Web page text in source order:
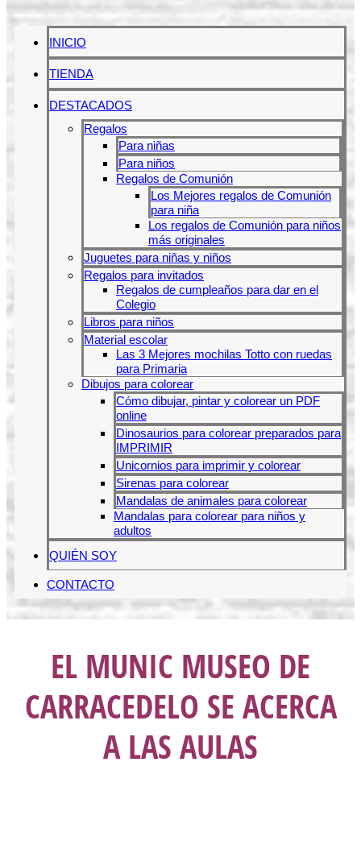
INICIO
TIENDA
DESTACADOS
Regalos
Para niñas
Para niños
Regalos de Comunión
Los Mejores regalos de Comunión
para niña
Los regalos de Comunión para niños
más originales
Juguetes para niñas y niños
Regalos para invitados
Regalos de cumpleaños para dar en el
Colegio
Libros para niños
Material escolar
Las 3 Mejores mochilas Totto con ruedas
para Primaria
Dibujos para colorear
Cómo dibujar, pintar y colorear un PDF
online
Dinosaurios para colorear preparados para
IMPRIMIR
Unicornios para imprimir y colorear
Sirenas para colorear
Mandalas de animales para colorear
Mandalas para colorear para niños y
adultos
QUIÉN SOY
CONTACTO
EL MUNIC MUSEO DE
CARRACEDELO SE ACERCA
A LAS AULAS